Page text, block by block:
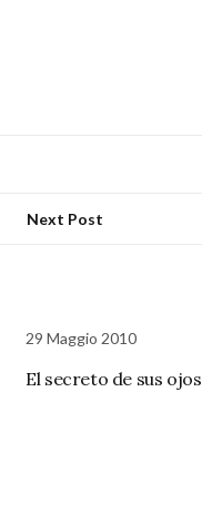
Next Post
29 Maggio 2010
El secreto de sus ojos